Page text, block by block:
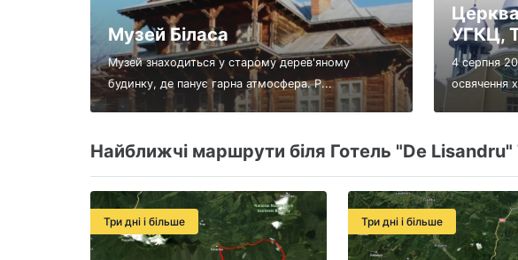
Музей Біласа
Музей знаходиться у старому дерев'яному
будинку, де панує гарна атмосфера. Р...
Церква
УГКЦ,
4 серпня
освячення
Найближчі маршрути біля Готель "De
Три дні і більше Три дні і більше